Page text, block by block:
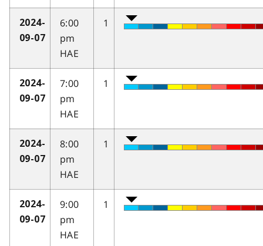
2024-
09-07
6:00
pm
HAE
1
2024-
09-07
7:00
pm
HAE
1
2024-
09-07
8:00
pm
HAE
1
2024-
09-07
9:00
pm
HAE
1